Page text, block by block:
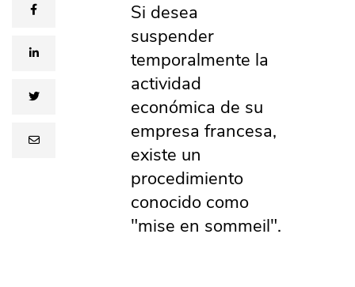
facebook
linkedin
twitter
email
Si desea
suspender
temporalmente la
actividad
económica de su
empresa francesa,
existe un
procedimiento
conocido como
"mise en sommeil".